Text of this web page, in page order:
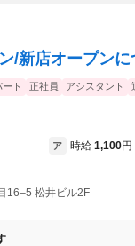
/新店オープン
ト 正社員 アシスタント
ア 時給 1,100円
16–5 松井ビル2F